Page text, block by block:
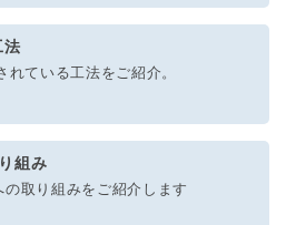
法
れている工法をご紹介。
組み
の取り組みをご紹介します